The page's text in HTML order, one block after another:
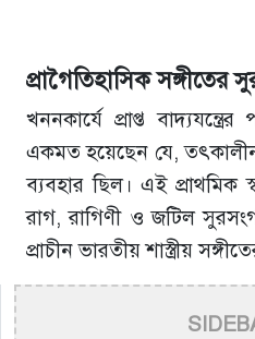
প্রাগৈতিহাসিক সঙ্গীতের
খননকার্যে প্রাপ্ত
একমত হয়েছেন যে,
ব্যবহার ছিল। এই প্রাথমিক
রাগ, রাগিণী ও জটিল
প্রাচীন ভারতীয় শাস্ত্রীয়